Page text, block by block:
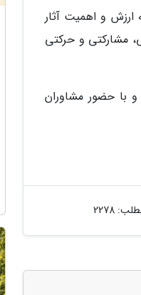
و توجه به ارزش و اهمیت آثار
مشارکتی و حرکتی
با حضور مشاوران
2278